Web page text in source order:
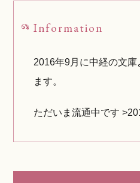
Information
2016年9月に中経の文
ます。
ただいま流通中です